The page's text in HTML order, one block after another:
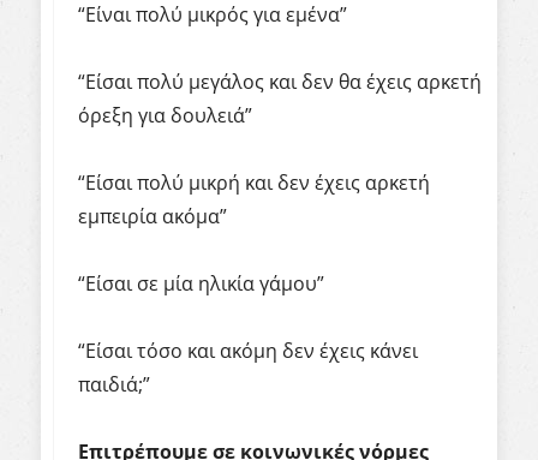
“Είναι πολύ μικρός για εμένα”
“Είσαι πολύ μεγάλος και δεν θα έχεις αρκετή
όρεξη για δουλειά”
“Είσαι πολύ μικρή και δεν έχεις αρκετή
εμπειρία ακόμα”
“Είσαι σε μία ηλικία γάμου”
“Είσαι τόσο και ακόμη δεν έχεις κάνει
παιδιά;”
Επιτρέπουμε σε κοινωνικές νόρμες